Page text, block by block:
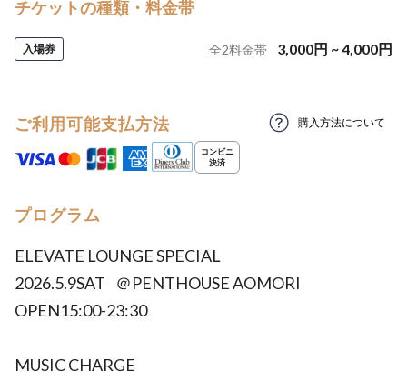
チケットの種類・料金帯
入場券 全2料金帯 3,000円 ~4,000円
ご利用可能支払方法 購入方法について
プログラム
ELEVATE LOUNGE SPECIAL
2026.5.9SAT ＠PENTHOUSE AOMORI
OPEN15:00-23:30
MUSIC CHARGE